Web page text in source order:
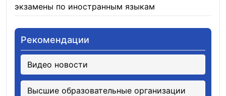
экзамены по иностранным языкам
Рекомендации
Видео новости
Высшие образовательные организации